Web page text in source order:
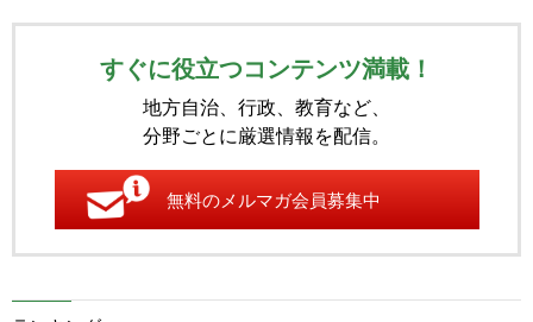
すぐに役立つコンテンツ満載！
地方自治、行政、教育など、
分野ごとに厳選情報を配信。
無料のメルマガ会員募集中